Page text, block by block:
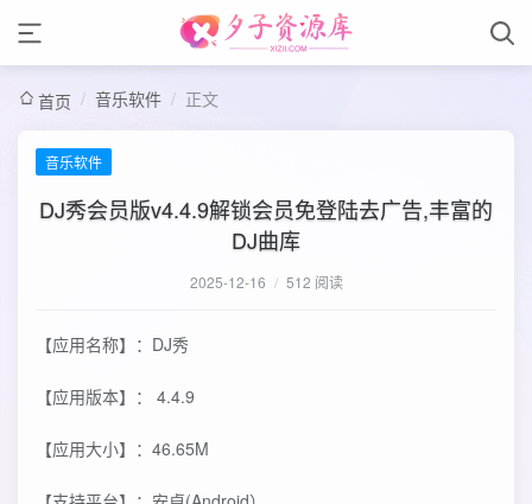
首页 / 音乐软件 / 正文
音乐软件
DJ秀会员版v4.4.9解锁会员免登陆去广告,丰富的
DJ曲库
2025-12-16 / 512 阅读
【应用名称】：DJ秀
【应用版本】： 4.4.9
【应用大小】：46.65M